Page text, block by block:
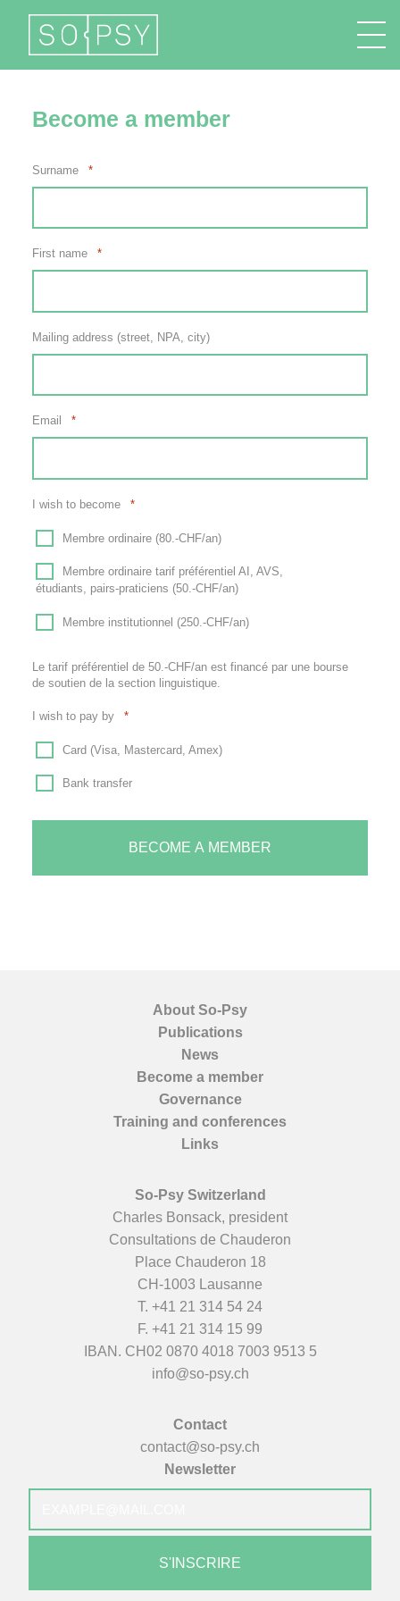
FR EN IT
Become a member
Surname *
First name *
Mailing address (street, NPA, city)
Email *
I wish to become *
Membre ordinaire (80.-CHF/an)
Membre ordinaire tarif préférentiel AI, AVS,
étudiants, pairs-praticiens (50.-CHF/an)
Membre institutionnel (250.-CHF/an)
Le tarif préférentiel de 50.-CHF/an est financé par une bourse
de soutien de la section linguistique.
I wish to pay by *
Card (Visa, Mastercard, Amex)
Bank transfer
About So-Psy
Publications
News
Become a member
Governance
Training and conferences
Links
So-Psy Switzerland
Charles Bonsack, president
Consultations de Chauderon
Place Chauderon 18
CH-1003 Lausanne
T. +41 21 314 54 24
F. +41 21 314 15 99
IBAN. CH02 0870 4018 7003 9513 5
info@so-psy.ch
Contact
contact@so-psy.ch
Newsletter
*